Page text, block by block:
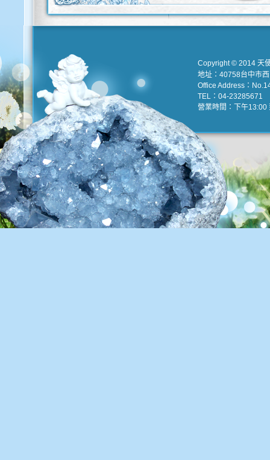
Copyright © 2014 天
地址：40758台中市
Office Address：
TEL：04-23285671
營業時間：下午13:00